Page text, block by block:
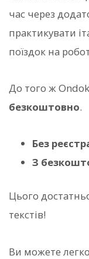
час через
практикувати
поїздок на
До того ж
безкоштовно.
Без
З
Цього
текстів!
Ви можете